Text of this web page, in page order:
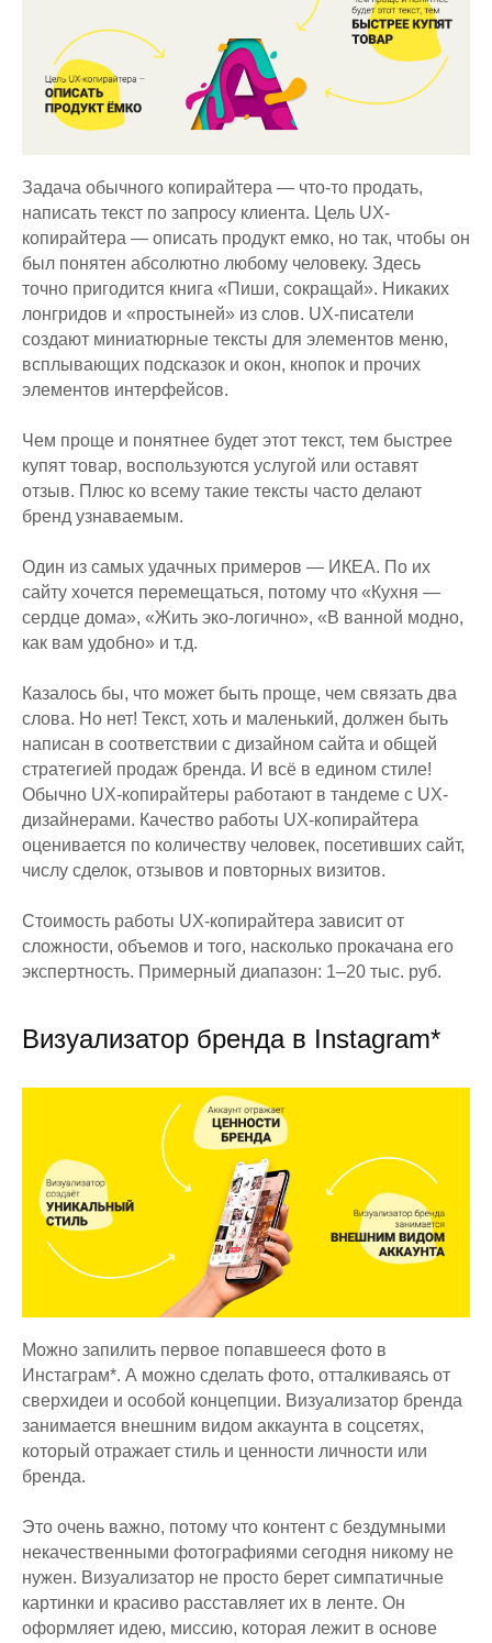
Задача обычного копирайтера — что-то продать,
написать текст по запросу клиента. Цель UX-
копирайтера — описать продукт емко, но так, чтобы он
был понятен абсолютно любому человеку. Здесь
точно пригодится книга «Пиши, сокращай». Никаких
лонгридов и «простыней» из слов. UX-писатели
создают миниатюрные тексты для элементов меню,
всплывающих подсказок и окон, кнопок и прочих
элементов интерфейсов.
Чем проще и понятнее будет этот текст, тем быстрее
купят товар, воспользуются услугой или оставят
отзыв. Плюс ко всему такие тексты часто делают
бренд узнаваемым.
Один из самых удачных примеров — ИКЕА. По их
сайту хочется перемещаться, потому что «Кухня —
сердце дома», «Жить эко-логично», «В ванной модно,
как вам удобно» и т.д.
Казалось бы, что может быть проще, чем связать два
слова. Но нет! Текст, хоть и маленький, должен быть
написан в соответствии с дизайном сайта и общей
стратегией продаж бренда. И всё в едином стиле!
Обычно UX-копирайтеры работают в тандеме с UX-
дизайнерами. Качество работы UX-копирайтера
оценивается по количеству человек, посетивших сайт,
числу сделок, отзывов и повторных визитов.
Стоимость работы UX-копирайтера зависит от
сложности, объемов и того, насколько прокачана его
экспертность. Примерный диапазон: 1–20 тыс. руб.
Визуализатор бренда в Instagram*
Можно запилить первое попавшееся фото в
Инстаграм*. А можно сделать фото, отталкиваясь от
сверхидеи и особой концепции. Визуализатор бренда
занимается внешним видом аккаунта в соцсетях,
который отражает стиль и ценности личности или
бренда.
Это очень важно, потому что контент с бездумными
некачественными фотографиями сегодня никому не
нужен. Визуализатор не просто берет симпатичные
картинки и красиво расставляет их в ленте. Он
оформляет идею, миссию, которая лежит в основе